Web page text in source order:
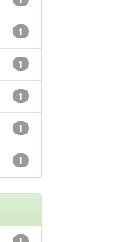
1
1
1
1
1